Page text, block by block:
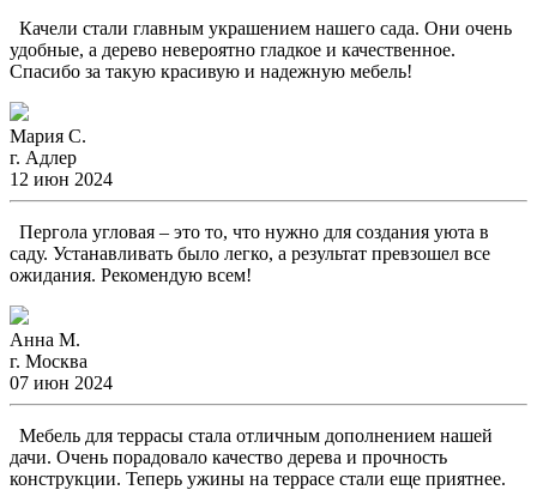
Качели стали главным украшением нашего сада. Они очень
удобные, а дерево невероятно гладкое и качественное.
Спасибо за такую красивую и надежную мебель!
Мария С.
г. Адлер
12 июн 2024
Пергола угловая – это то, что нужно для создания уюта в
саду. Устанавливать было легко, а результат превзошел все
ожидания. Рекомендую всем!
Анна М.
г. Москва
07 июн 2024
Мебель для террасы стала отличным дополнением нашей
дачи. Очень порадовало качество дерева и прочность
конструкции. Теперь ужины на террасе стали еще приятнее.